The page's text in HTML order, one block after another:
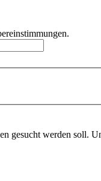
gesucht werden soll.